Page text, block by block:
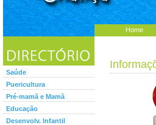
Home
Saúde
Puericultura
Pré-mamã e Mamã
Educação
Desenvolv. Infantil